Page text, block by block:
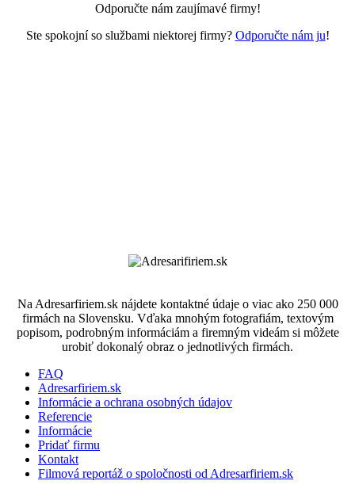
Odporučte nám zaujímavé firmy!
Ste spokojní so službami niektorej firmy? Odporučte nám ju!
Na Adresarfiriem.sk nájdete kontaktné údaje o viac ako 250 000
firmách na Slovensku. Vďaka mnohým fotografiám, textovým
popisom, podrobným informáciám a firemným videám si môžete
urobiť dokonalý obraz o jednotlivých firmách.
FAQ
Adresarfiriem.sk
Informácie a ochrana osobných údajov
Referencie
Informácie
Pridať firmu
Kontakt
Filmová reportáž o spoločnosti od Adresarfiriem.sk